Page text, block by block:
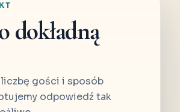
dokładną
gości i sposób
odpowiedź tak